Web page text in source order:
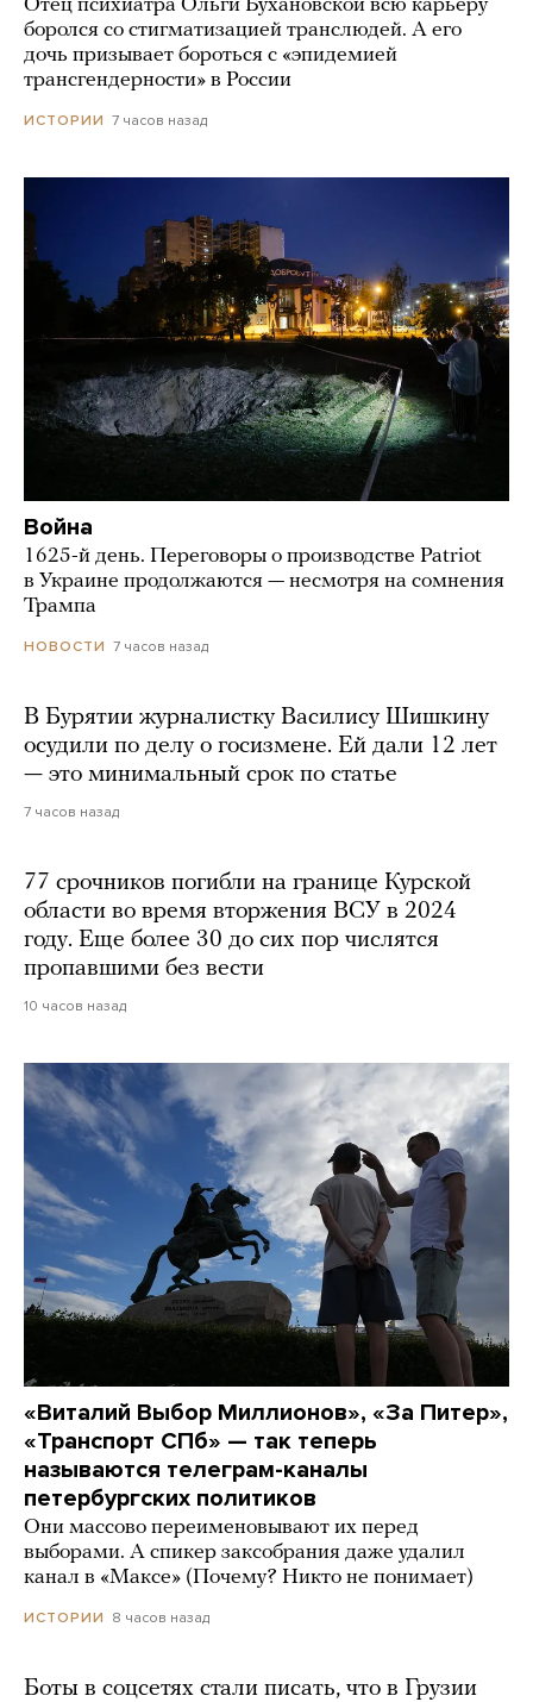
Отец психиатра Ольги Бухановской всю карьеру
боролся со стигматизацией транслюдей. А его
дочь призывает бороться с «эпидемией
трансгендерности» в России
ИСТОРИИ 7 часов назад
Война
1625-й день. Переговоры о производстве Patriot
в Украине продолжаются — несмотря на сомнения
Трампа
НОВОСТИ 7 часов назад
В Бурятии журналистку Василису Шишкину
осудили по делу о госизмене. Ей дали 12 лет
— это минимальный срок по статье
7 часов назад
77 срочников погибли на границе Курской
области во время вторжения ВСУ в 2024
году. Еще более 30 до сих пор числятся
пропавшими без вести
10 часов назад
«Виталий Выбор Миллионов», «За Питер»,
«Транспорт СПб» — так теперь
называются телеграм-каналы
петербургских политиков
Они массово переименовывают их перед
выборами. А спикер заксобрания даже удалил
канал в «Максе» (Почему? Никто не понимает)
ИСТОРИИ 8 часов назад
Боты в соцсетях стали писать, что в Грузии